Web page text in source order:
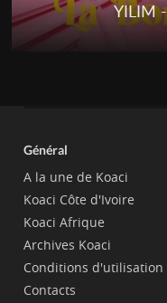
YILIM
Général
A la une de Koaci
Koaci Côte d'Ivoire
Koaci Afrique
Archives Koaci
Conditions d'utilisation
Contacts